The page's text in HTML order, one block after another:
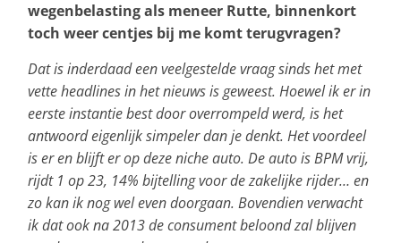
wegenbelasting als meneer Rutte, binnenkort
toch weer centjes bij me komt terugvragen?
Dat is inderdaad een veelgestelde vraag sinds het met
vette headlines in het nieuws is geweest. Hoewel ik er in
eerste instantie best door overrompeld werd, is het
antwoord eigenlijk simpeler dan je denkt. Het voordeel
is er en blijft er op deze niche auto. De auto is BPM vrij,
rijdt 1 op 23, 14% bijtelling voor de zakelijke rijder… en
zo kan ik nog wel even doorgaan. Bovendien verwacht
ik dat ook na 2013 de consument beloond zal blijven